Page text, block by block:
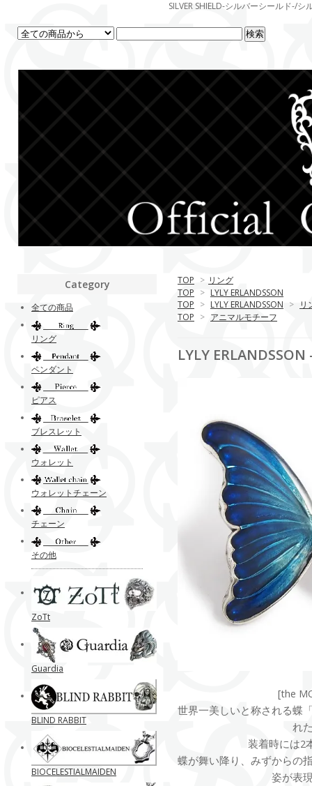
SILVER SHIELD-シルバーシールド-/
TOP > リング
TOP > LYLY ERLANDSSON
TOP > LYLY ERLANDSSON > リ
TOP > アニマルモチーフ
LYLY
[the
世界一美しいと称される蝶
れ
装着時には2
蝶が舞い降り、みずからの
姿が表
Category
全ての商品
リング
ペンダント
ピアス
ブレスレット
ウォレット
ウォレットチェーン
チェーン
その他
ZoTt
Guardia
BLIND RABBIT
BIOCELESTIALMAIDEN